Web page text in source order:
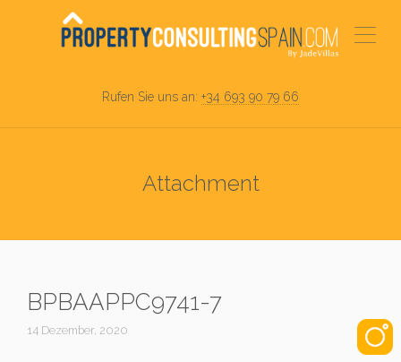
Rufen Sie uns an: +34 693 90 79 66
Attachment
BPBAAPPC9741-7
14 Dezember, 2020